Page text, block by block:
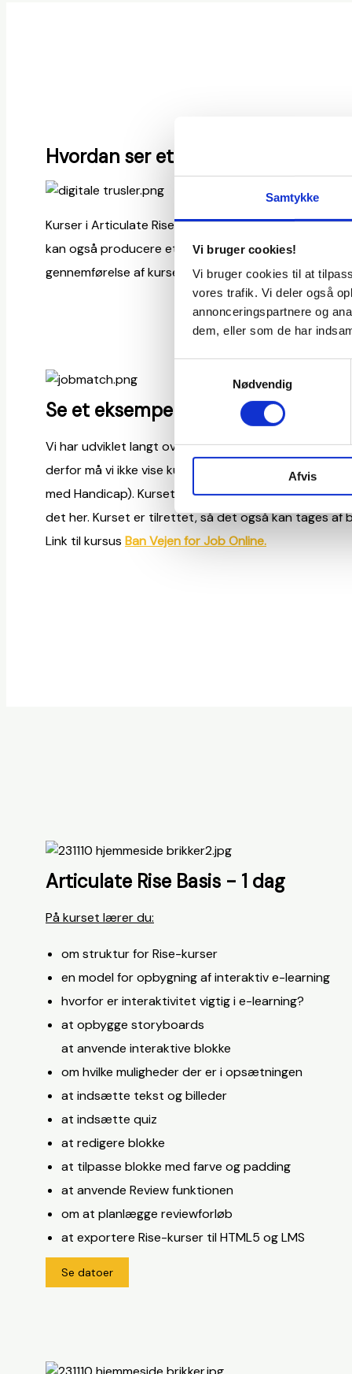
Samtykke
Vi bruger cookies!
Vi bruger cookies til at
vores trafik. Vi deler også
annonceringspartnere og
dem, eller som de har
Nødvendig
Afvis
Hvordan ser et kursus i Articulate
Kurser i Articulate Rise er opbygget som interaktive
kan også producere et Artculate Rise kursus i til
gennemførelse af kurser.
Se et eksempel på et kursus i
Vi har udviklet langt over 200 e-læringskurser i
derfor må vi ikke vise kurserne her som eksempler. I
med Handicap). Kurset hedder Ban Vejen for Job
det her. Kurset er tilrettet, så det også kan tages
Link til kursus Ban Vejen for Job Online.
Articulate Rise Basis - 1 dag
På kurset lærer du:
om struktur for Rise-kurser
en model for opbygning af interaktiv e-learning
hvorfor er interaktivitet vigtig i e-learning?
at opbygge storyboards
at anvende interaktive blokke
om hvilke muligheder der er i opsætningen
at indsætte tekst og billeder
at indsætte quiz
at redigere blokke
at tilpasse blokke med farve og padding
at anvende Review funktionen
om at planlægge reviewforløb
at exportere Rise-kurser til HTML5 og LMS
Se datoer